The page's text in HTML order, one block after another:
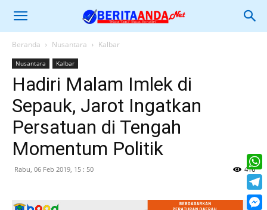
Beranda Nusantara Kalbar
Nusantara Kalbar
Hadiri Malam Imlek di
Sepauk, Jarot Ingatkan
Persatuan di Tengah
Momentum Politik
Rabu, 06 Feb 2019, 15 : 50 416